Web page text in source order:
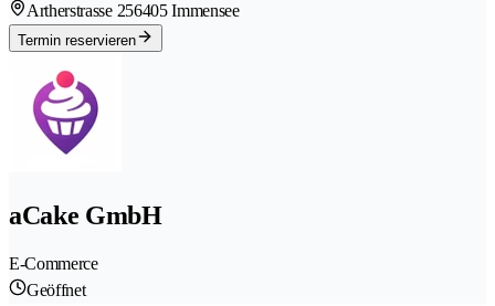
Artherstrasse 256405 Immensee
Termin reservieren
aCake GmbH
E-Commerce
Geöffnet